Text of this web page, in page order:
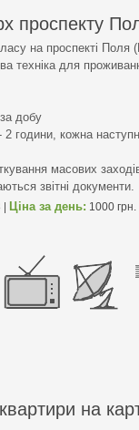
проспекту
на проспекті Поля
техніка для
добу
години, кожна
масових
звітні документи.
Ціна за день: 1000 грн.
на